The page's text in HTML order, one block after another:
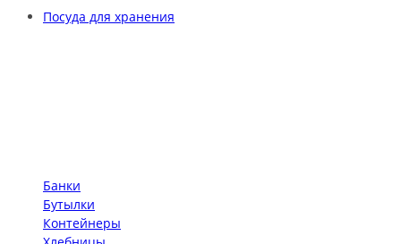
Посуда для хранения
Банки
Бутылки
Контейнеры